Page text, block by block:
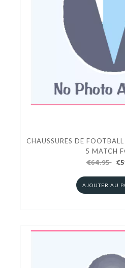
Accès CLUBS
CHAUSSURES DE
5 MATCH
€64.95
AJOUTER AU